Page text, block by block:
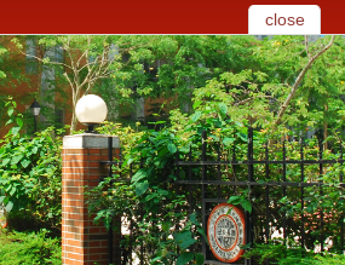
close